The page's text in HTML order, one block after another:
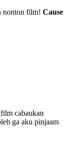
nonton film! Cause
cabaukan
ga aku pinjaam